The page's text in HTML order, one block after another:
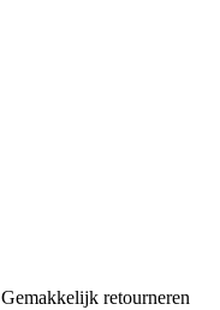
Gemakkelijk retourneren